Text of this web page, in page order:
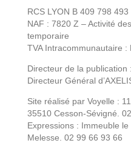
RCS LYON B 409 798 493
NAF : 7820 Z – Activité
temporaire
TVA Intracommunautaire :
Directeur de la publication
Directeur Général
Site réalisé par Voyelle :
35510 Cesson-Sévigné.
Expressions : Immeuble
Melesse. 02 99 66 93 66